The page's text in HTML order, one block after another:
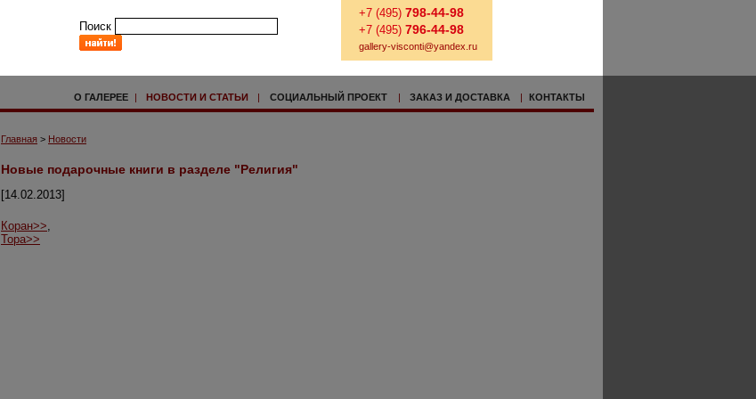
Поиск
+7 (495) 798-44-98
+7 (495) 796-44-98
gallery-visconti@yandex.ru
О ГАЛЕРЕЕ | НОВОСТИ И СТАТЬИ | СОЦИАЛЬНЫЙ ПРОЕКТ | ЗАКАЗ И ДОСТАВКА | КОНТАКТЫ
Главная > Новости
Новые подарочные книги в разделе "Религия"
[14.02.2013]
Коран>>
Тора>>